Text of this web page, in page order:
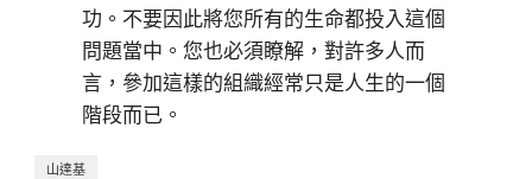
功。不要因此將您所有的生命都投入這個
問題當中。您也必須瞭解，對許多人而
言，參加這樣的組織經常只是人生的一個
階段而已。
山達基